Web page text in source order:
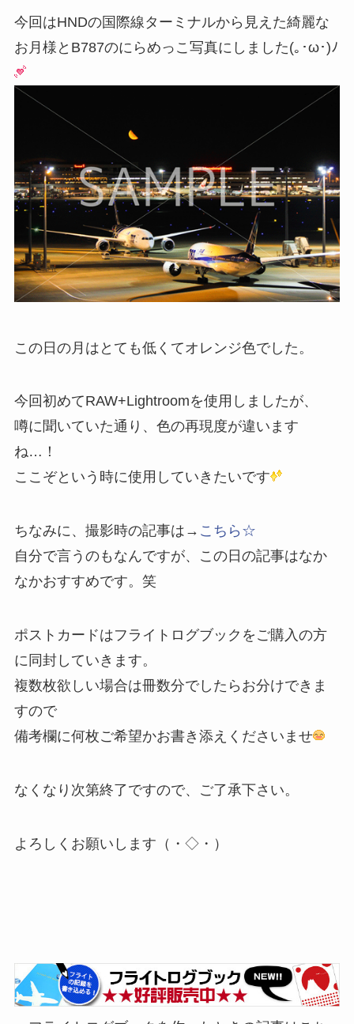
今回はHNDの国際線ターミナルから見えた綺麗な
お月様とB787のにらめっこ写真にしました(｡･ω･)ﾉ
この日の月はとても低くてオレンジ色でした。
今回初めてRAW+Lightroomを使用しましたが、
噂に聞いていた通り、色の再現度が違います
ね…！
ここぞという時に使用していきたいです
ちなみに、撮影時の記事は→ こちら☆
自分で言うのもなんですが、この日の記事はなか
なかおすすめです。笑
ポストカードはフライトログブックをご購入の方
に同封していきます。
複数枚欲しい場合は冊数分でしたらお分けできま
すので
備考欄に何枚ご希望かお書き添えくださいませ
なくなり次第終了ですので、ご了承下さい。
よろしくお願いします（・◇・）ゞ